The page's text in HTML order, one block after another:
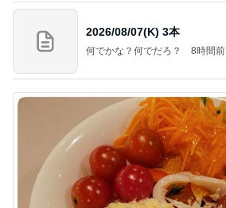
2026/08/07(K) 3本
何でかな？何でだろ？ 8時間前